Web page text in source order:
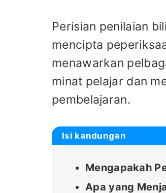
Perisian penilaian
mencipta
menawarkan
minat pelajar dan
pembelajaran.
Isi kandungan
Mengapakah
Apa yang